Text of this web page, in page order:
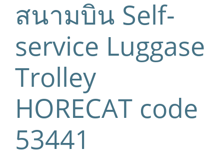
สนามบิน Self-
service Luggase
Trolley
HORECAT code
53441